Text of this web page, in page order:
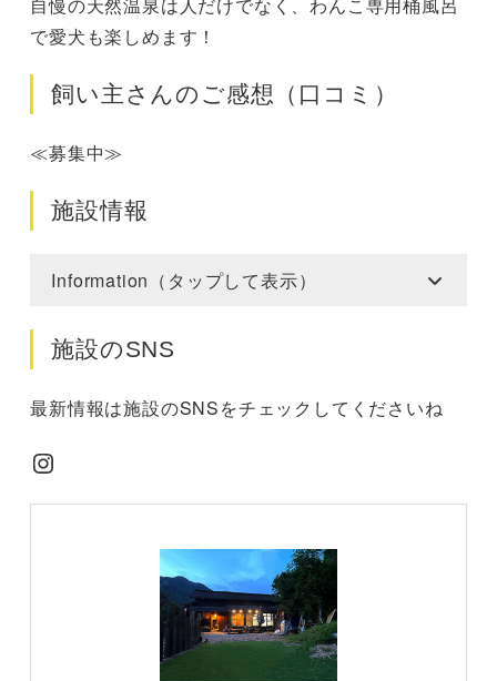
で愛犬も楽しめます！
飼い主さんのご感想（口コミ）
≪募集中≫
施設情報
Information（タップして表示）
施設のSNS
最新情報は施設のSNSをチェックしてくださいね
Instagram